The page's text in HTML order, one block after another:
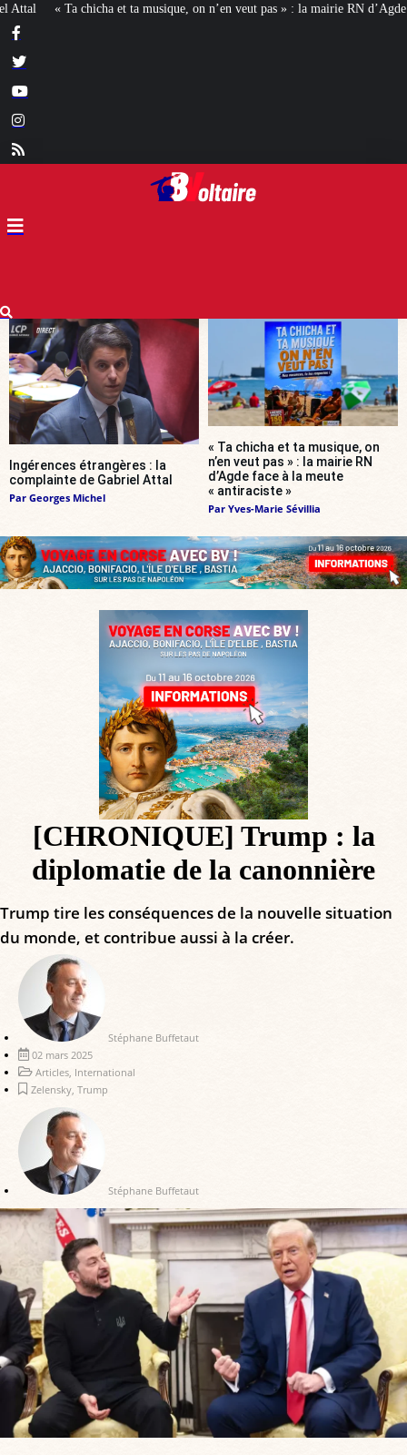
n’en veut pas » : la mairie RN d’Agde face à la meute « antiraciste » La
Ingérences étrangères : la
complainte de Gabriel Attal
Par Georges Michel
« Ta chicha et ta musique, on
n’en veut pas » : la mairie RN
d’Agde face à la meute
« antiraciste »
Par Yves-Marie Sévillia
[CHRONIQUE] Trump : la
diplomatie de la canonnière
Trump tire les conséquences de la nouvelle situation
du monde, et contribue aussi à la créer.
Stéphane Buffetaut
02 mars 2025
Articles, International
Zelensky, Trump
Stéphane Buffetaut